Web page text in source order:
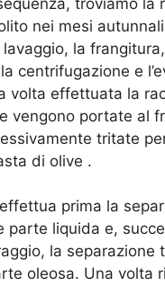
nei mesi
la
centrifugazione e
volta effettuata la
vengono portate al
tritate
di olive .
prima la
parte liquida e,
la separazione
oleosa. Una volta